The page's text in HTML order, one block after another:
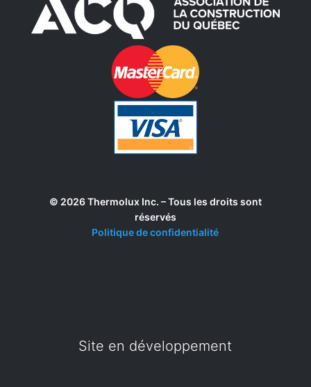
© 2026 Thermolux Inc. – Tous les droits sont
réservés
Politique de confidentialité
Site en développement